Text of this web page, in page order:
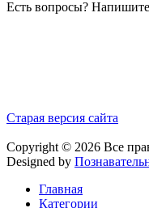
Есть вопросы?
Старая версия сайта
Copyright © 2026 Все
Designed by
Главная
Категории